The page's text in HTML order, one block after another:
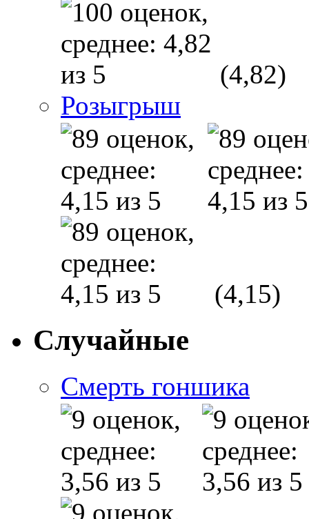
(4,82)
Розыгрыш
(4,15)
Случайные
Смерть гоншика